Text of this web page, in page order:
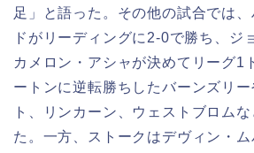
足」と語った。その他の試合では
ドがリーディングに2-0で勝ち、ジ
カメロン・アシャが決めてリーグ1
ートンに逆転勝ちしたバーンズリ
ト、リンカーン、ウェストブロム
た。一方、ストークはデヴィン・ム